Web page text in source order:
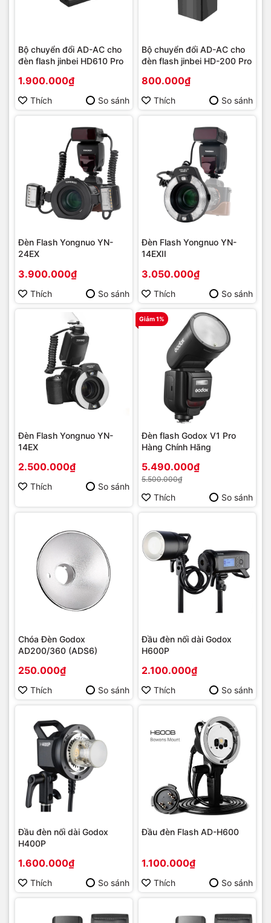
Bộ chuyển đổi AD-AC cho
đèn flash jinbei HD610 Pro
1.900.000₫
Thích So sánh
Bộ chuyển đổi AD-AC cho
đèn flash jinbei HD-200 Pro
800.000₫
Thích So sánh
Đèn Flash Yongnuo YN-
24EX
3.900.000₫
Thích So sánh
Đèn Flash Yongnuo YN-
14EXII
3.050.000₫
Thích So sánh
Đèn Flash Yongnuo YN-
14EX
2.500.000₫
Thích So sánh
Giảm 1%
Đèn flash Godox V1 Pro
Hàng Chính Hãng
5.490.000₫
5.500.000₫
Thích So sánh
Chóa Đèn Godox
AD200/360 (ADS6)
250.000₫
Thích So sánh
Đầu đèn nối dài Godox
H600P
2.100.000₫
Thích So sánh
Đầu đèn nối dài Godox
H400P
1.600.000₫
Thích So sánh
Đầu đèn Flash AD-H600
1.100.000₫
Thích So sánh